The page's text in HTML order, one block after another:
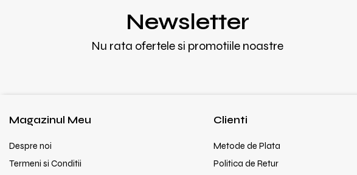
Newsletter
Nu rata ofertele si promotiile noastre
Magazinul Meu
Despre noi
Termeni si Conditii
Clienti
Metode de Plata
Politica de Retur